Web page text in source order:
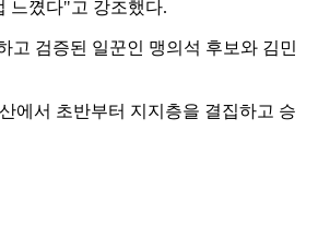
느꼈다"고 강조했다.
고 검증된 일꾼인 맹의석 후보와 김민
에서 초반부터 지지층을 결집하고 승